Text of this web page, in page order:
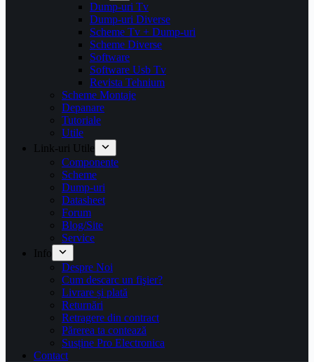
Dump-uri Tv
Dump-uri Diverse
Scheme Tv + Dump-uri
Scheme Diverse
Software
Software Usb Tv
Revista Tehnium
Scheme Montaje
Depanare
Tutoriale
Utile
Link-uri Utile
Componente
Scheme
Dump-uri
Datasheet
Forum
Blog/Site
Service
Info
Despre Noi
Cum descarc un fişier?
Livrare și plată
Returnări
Retragere din contract
Părerea ta contează
Susține Pro Electronica
Contact